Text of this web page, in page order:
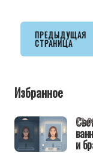
ПРЕДЫДУЩАЯ
СТРАНИЦА
Избранное
и
22-